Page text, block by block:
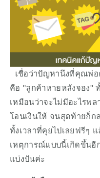
เชื่อว่าปัญหานึงที่คุณพ่อ
คือ "ลูกค้าหายหลังจอง"
เหมือนว่าจะไม่มีอะไรพ
โอนเงินให้ จนสุดท้ายก็ก
ทั้งเวลาที่คุยไปเลยฟรีๆ
เหตุการณ์แบบนี้เกิดขึ้นอี
แบ่งปันค่ะ